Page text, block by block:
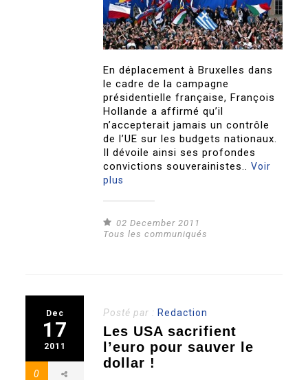
En déplacement à Bruxelles dans
le cadre de la campagne
présidentielle française, François
Hollande a affirmé qu’il
n’accepterait jamais un contrôle
de l’UE sur les budgets nationaux.
Il dévoile ainsi ses profondes
convictions souverainistes..Voir
plus
02 December 2011
Tous les communiqués
Dec
17
2011
0
Posté par : Redaction
Les USA sacrifient
l’euro pour sauver le
dollar !